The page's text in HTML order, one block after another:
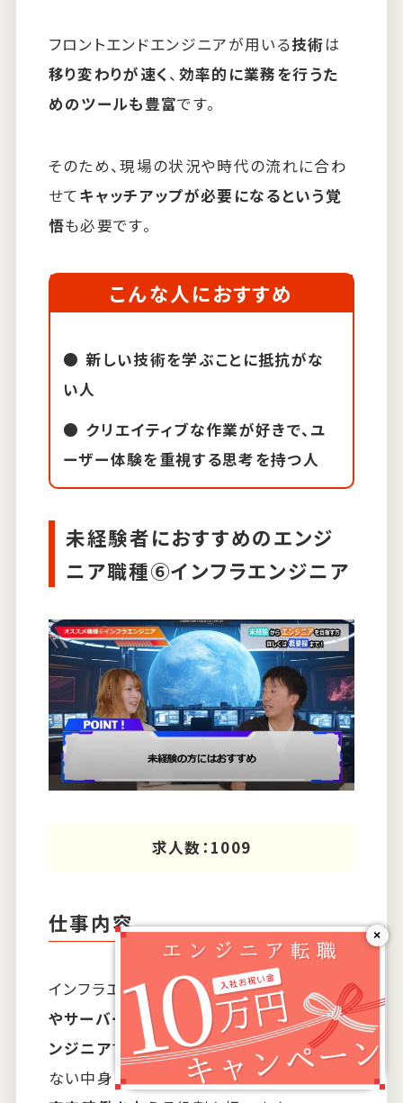
フロントエンドエンジニアが用いる技術は
移り変わりが速く、 効率的に業務を行うた
めのツールも豊富です。
そのため、現場の状況や時代の流れに合わ
せてキャッチアップが必要になるという覚
悟も必要です。
こんな人におすすめ
新しい技術を学ぶことに抵抗がな
い人
クリエイティブな作業が好きで、ユ
ーザー体験を重視する思考を持つ人
未経験者におすすめのエンジ
ニア職種⑥インフラエンジニア
求人数：1009
仕事内容
インフラエンジニアは、 ネットワークの構築
やサーバーの監視、運用保守などを行うエ
ンジニアです。ウェブサイトのうち、目に見え
ない中身の部分を司っており、システムの
×